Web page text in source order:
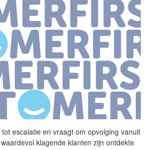
tot escalatie en vraagt om opvolging vanuit
klagende klanten zijn ontdekte